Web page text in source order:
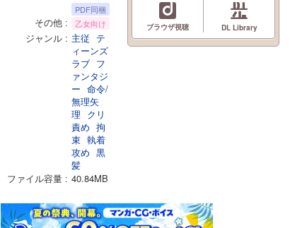
PDF同梱
その他 乙女向け
ジャンル 主従 テ
ィーンズ
ラブ フ
ァンタジ
ー 命令/
無理矢
理 クリ
責め 拘
束 執着
攻め 黒
髪
ファイル容量
40.84MB
ブラウザ視聴 DL Library